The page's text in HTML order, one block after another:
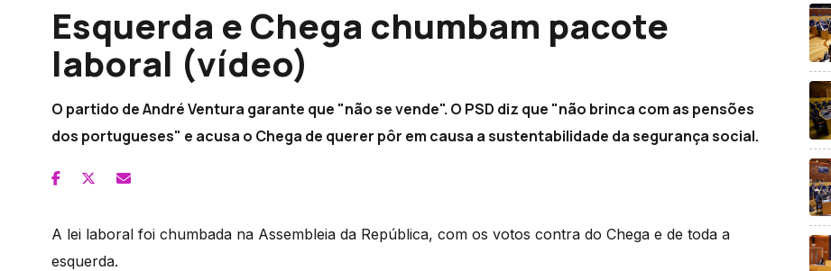
Esquerda e Chega chumbam pacote
laboral (vídeo)
O partido de André Ventura garante que "não se vende". O PSD diz que "não brinca com as pensões
dos portugueses" e acusa o Chega de querer pôr em causa a sustentabilidade da segurança social.
A lei laboral foi chumbada na Assembleia da República, com os votos contra do Chega e de toda a
esquerda.